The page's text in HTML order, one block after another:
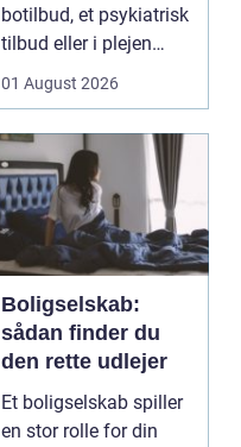
botilbud, et psykiatrisk
tilbud eller i plejen
pludselig ænd...
01 August 2026
Boligselskab:
sådan finder du
den rette udlejer
Et boligselskab spiller
en stor rolle for din